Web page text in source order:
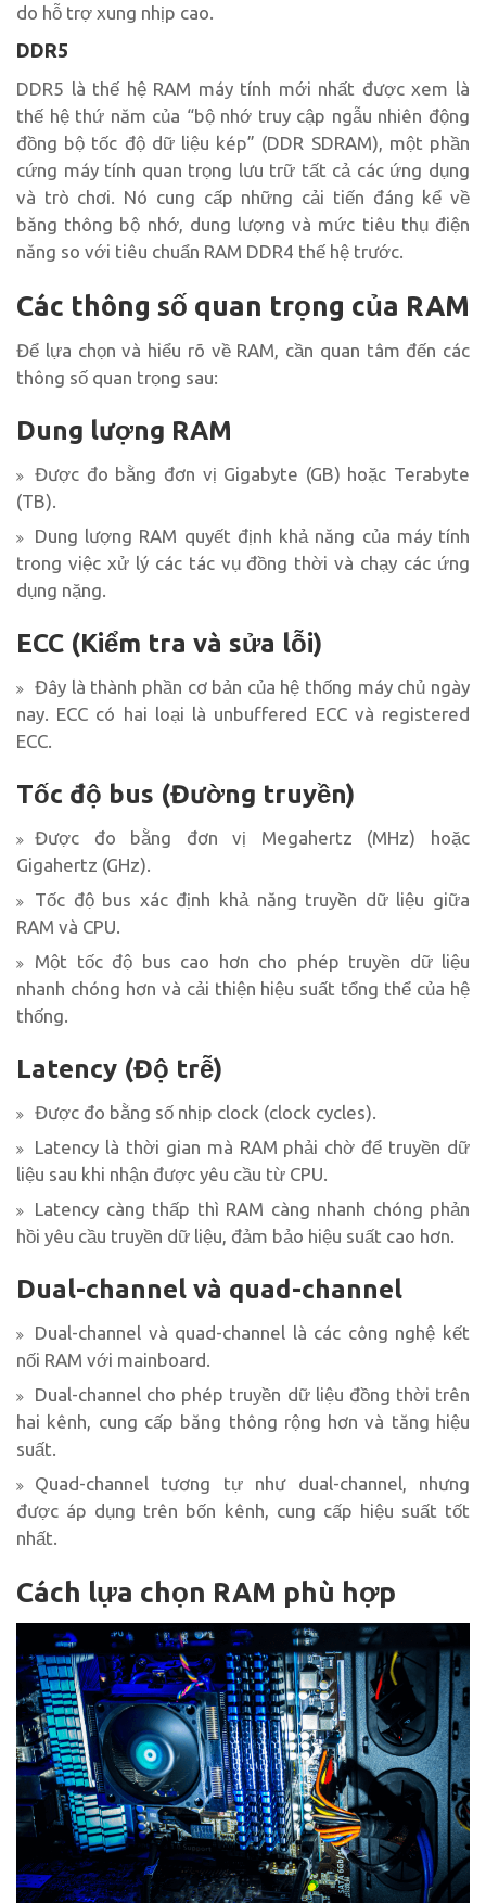
do hỗ trợ xung nhịp cao.
DDR5
DDR5 là thế hệ RAM máy tính mới nhất được xem là
thế hệ thứ năm của “bộ nhớ truy cập ngẫu nhiên động
đồng bộ tốc độ dữ liệu kép” (DDR SDRAM), một phần
cứng máy tính quan trọng lưu trữ tất cả các ứng dụng
và trò chơi. Nó cung cấp những cải tiến đáng kể về
băng thông bộ nhớ, dung lượng và mức tiêu thụ điện
năng so với tiêu chuẩn RAM DDR4 thế hệ trước.
Các thông số quan trọng của RAM
Để lựa chọn và hiểu rõ về RAM, cần quan tâm đến các
thông số quan trọng sau:
Dung lượng RAM
Được đo bằng đơn vị Gigabyte (GB) hoặc Terabyte
(TB).
Dung lượng RAM quyết định khả năng của máy tính
trong việc xử lý các tác vụ đồng thời và chạy các ứng
dụng nặng.
ECC (Kiểm tra và sửa lỗi)
Đây là thành phần cơ bản của hệ thống máy chủ ngày
nay. ECC có hai loại là unbuffered ECC và registered
ECC.
Tốc độ bus (Đường truyền)
Được đo bằng đơn vị Megahertz (MHz) hoặc
Gigahertz (GHz).
Tốc độ bus xác định khả năng truyền dữ liệu giữa
RAM và CPU.
Một tốc độ bus cao hơn cho phép truyền dữ liệu
nhanh chóng hơn và cải thiện hiệu suất tổng thể của hệ
thống.
Latency (Độ trễ)
Được đo bằng số nhịp clock (clock cycles).
Latency là thời gian mà RAM phải chờ để truyền dữ
liệu sau khi nhận được yêu cầu từ CPU.
Latency càng thấp thì RAM càng nhanh chóng phản
hồi yêu cầu truyền dữ liệu, đảm bảo hiệu suất cao hơn.
Dual-channel và quad-channel
Dual-channel và quad-channel là các công nghệ kết
nối RAM với mainboard.
Dual-channel cho phép truyền dữ liệu đồng thời trên
hai kênh, cung cấp băng thông rộng hơn và tăng hiệu
suất.
Quad-channel tương tự như dual-channel, nhưng
được áp dụng trên bốn kênh, cung cấp hiệu suất tốt
nhất.
Cách lựa chọn RAM phù hợp